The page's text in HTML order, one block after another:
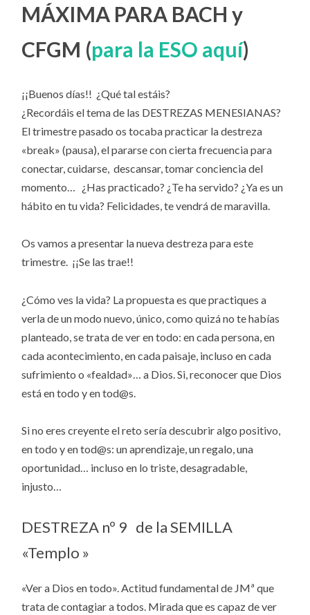
MÁXIMA PARA BACH y
CFGM (para la ESO aquí)
¡¡Buenos días!! ¿Qué tal estáis?
¿Recordáis el tema de las DESTREZAS MENESIANAS?
El trimestre pasado os tocaba practicar la destreza
«break» (pausa), el pararse con cierta frecuencia para
conectar, cuidarse, descansar, tomar conciencia del
momento… ¿Has practicado? ¿Te ha servido? ¿Ya es un
hábito en tu vida? Felicidades, te vendrá de maravilla.
Os vamos a presentar la nueva destreza para este
trimestre. ¡¡Se las trae!!
¿Cómo ves la vida? La propuesta es que practiques a
verla de un modo nuevo, único, como quizá no te habías
planteado, se trata de ver en todo: en cada persona, en
cada acontecimiento, en cada paisaje, incluso en cada
sufrimiento o «fealdad»… a Dios. Si, reconocer que Dios
está en todo y en tod@s.
Si no eres creyente el reto sería descubrir algo positivo,
en todo y en tod@s: un aprendizaje, un regalo, una
oportunidad… incluso en lo triste, desagradable,
injusto…
DESTREZA nº 9 de la SEMILLA
«Templo »
«Ver a Dios en todo». Actitud fundamental de JMª que
trata de contagiar a todos. Mirada que es capaz de ver